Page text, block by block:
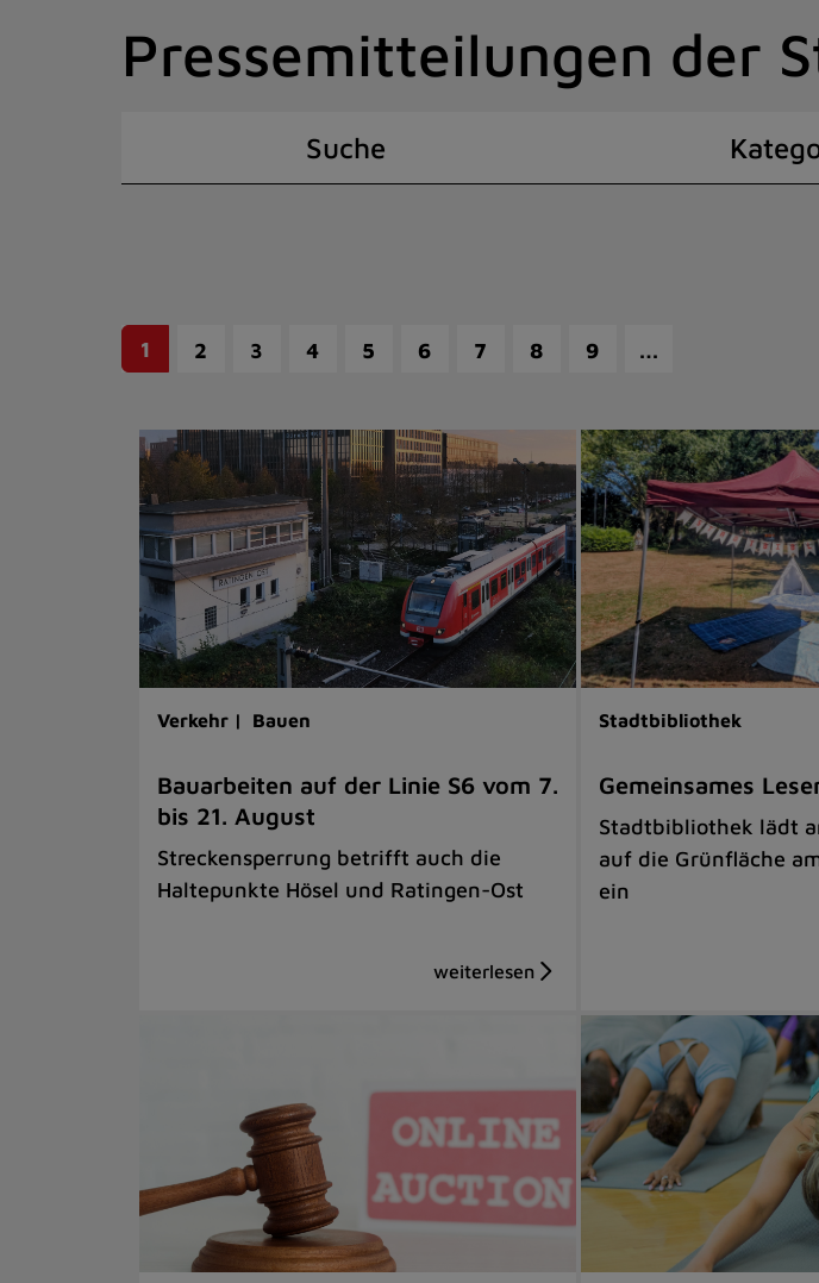
Pressemitteilungen der
Suche
1 2 3 4 5 6 7 8 9 …
Verkehr | Bauen
Bauarbeiten auf der Linie S6 vom 7.
bis 21. August
Streckensperrung betrifft auch die
Haltepunkte Hösel und Ratingen-Ost
Stadtbibliothek
Gemeinsames
Stadtbibliothek lädt
auf die Grünfläche
ein